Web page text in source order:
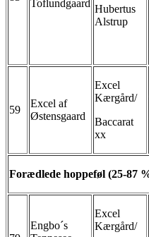
Toflundgaard Hubertus
Alstrup
59
Excel af
Østensgaard
Excel
Kærgård/
Baccarat
xx
Forædlede hoppeføl (25-87
Engbo´s
Excel
Kærgård/